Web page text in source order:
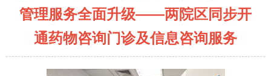
管理服务全面升级——两院区同步开
通药物咨询门诊及信息咨询服务